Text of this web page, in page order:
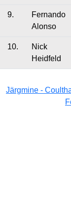
9.
Fernando
Alonso
10.
Nick
Heidfeld
Järgmine -